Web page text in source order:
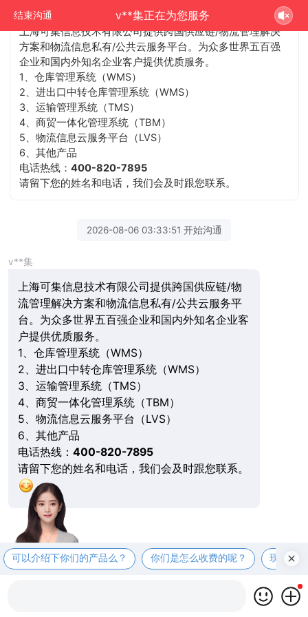
结束沟通 v**集正在为您服务
上海可集信息技术有限公司提供跨国供应链/物流管理解决
方案和物流信息私有/公共云服务平台。为众多世界五百强
企业和国内外知名企业客户提供优质服务。
1、仓库管理系统（WMS）
2、进出口中转仓库管理系统（WMS）
3、运输管理系统（TMS）
4、商贸一体化管理系统（TBM）
5、物流信息云服务平台（LVS）
6、其他产品
电话热线：400-820-7895
请留下您的姓名和电话，我们会及时跟您联系。
2026-08-06 03:33:51 开始沟通
v**集
上海可集信息技术有限公司提供跨国供应链/物
流管理解决方案和物流信息私有/公共云服务平
台。为众多世界五百强企业和国内外知名企业客
户提供优质服务。
1、仓库管理系统（WMS）
2、进出口中转仓库管理系统（WMS）
3、运输管理系统（TMS）
4、商贸一体化管理系统（TBM）
5、物流信息云服务平台（LVS）
6、其他产品
电话热线： 400-820-7895
请留下您的姓名和电话，我们会及时跟您联系。
可以介绍下你们的产品么？ 你们是怎么收费的呢？ 现在有